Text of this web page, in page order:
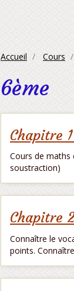
Accueil Cours
6ème
Chapitre
Cours de
soustraction)
Chapitre
Connaître le
points.